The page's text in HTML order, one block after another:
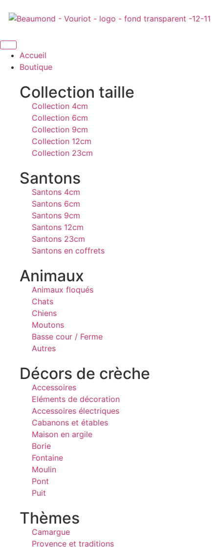
Accueil
Boutique
Collection taille
Collection 4cm
Collection 6cm
Collection 9cm
Collection 12cm
Collection 23cm
Santons
Santons 4cm
Santons 6cm
Santons 9cm
Santons 12cm
Santons 23cm
Santons en coffrets
Animaux
Animaux floqués
Chats
Chiens
Moutons
Basse cour / Ferme
Autres
Décors de crèche
Accessoires
Eléments de décoration
Accessoires électriques
Cabanons et étables
Maison en argile
Borie
Fontaine
Moulin
Pont
Puit
Thèmes
Camargue
Provence et traditions